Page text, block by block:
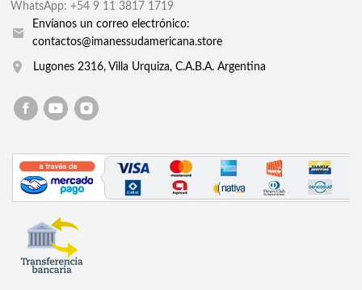
WhatsApp: +54 9 11 3817 1719
Envíanos un correo electrónico:
contactos@imanessudamericana.store
Lugones 2316, Villa Urquiza, C.A.B.A. Argentina